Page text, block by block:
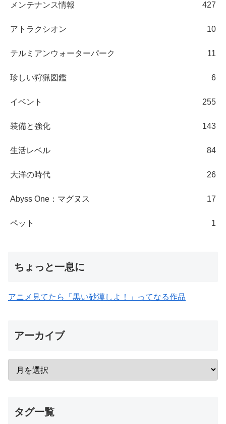
メンテナンス情報 427
アトラクシオン 10
テルミアンウォーターパーク 11
珍しい狩猟図鑑 6
イベント 255
装備と強化 143
生活レベル 84
大洋の時代 26
Abyss One：マグヌス 17
ペット 1
ちょっと一息に
アニメ見てたら「黒い砂漠しよ！」ってなる作品
アーカイブ
タグ一覧